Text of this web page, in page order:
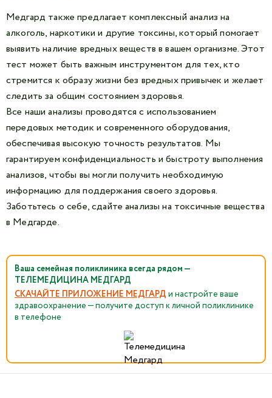
Медгард также предлагает комплексный анализ на
алкоголь, наркотики и другие токсины, который помогает
выявить наличие вредных веществ в вашем организме. Этот
тест может быть важным инструментом для тех, кто
стремится к образу жизни без вредных привычек и желает
следить за общим состоянием здоровья.
Все наши анализы проводятся с использованием
передовых методик и современного оборудования,
обеспечивая высокую точность результатов. Мы
гарантируем конфиденциальность и быстроту выполнения
анализов, чтобы вы могли получить необходимую
информацию для поддержания своего здоровья.
Заботьтесь о себе, сдайте анализы на токсичные вещества
в Медгарде.
Ваша семейная поликлиника всегда рядом —
ТЕЛЕМЕДИЦИНА МЕДГАРД
СКАЧАЙТЕ ПРИЛОЖЕНИЕ МЕДГАРД и настройте ваше
здравоохранение — получите доступ к личной поликлинике
в телефоне